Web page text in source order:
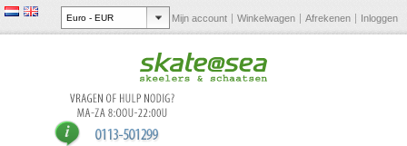
Mijn account Winkelwagen Afrekenen Inloggen